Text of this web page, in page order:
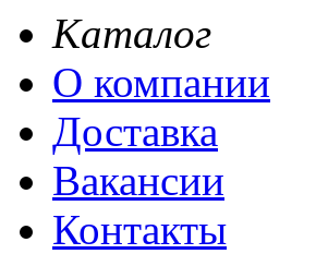
Каталог
О компании
Доставка
Вакансии
Контакты